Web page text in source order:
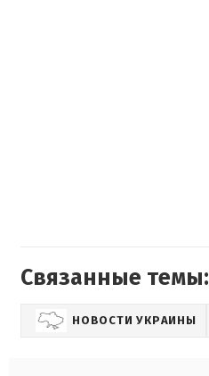
Связанные темы:
НОВОСТИ УКРАИНЫ